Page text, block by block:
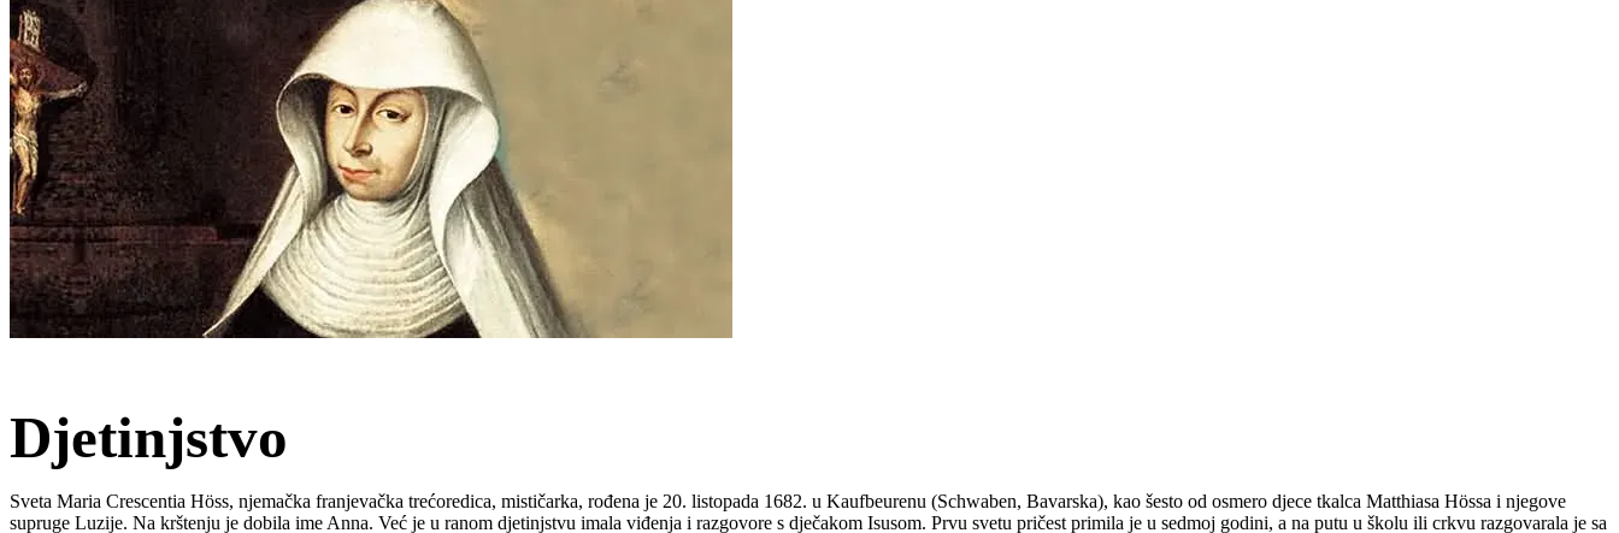
Djetinjstvo
Sveta Maria Crescentia Höss, njemačka franjevačka trećoredica, mističarka, rođena je 20. listopada 1682. u Kaufbeurenu (Schwaben, Bavarska), kao šesto od osmero djece tkalca Matthiasa Hössa i njegove
supruge Luzije. Na krštenju je dobila ime Anna. Već je u ranom djetinjstvu imala viđenja i razgovore s dječakom Isusom. Prvu svetu pričest primila je u sedmoj godini, a na putu u školu ili crkvu razgovarala je sa